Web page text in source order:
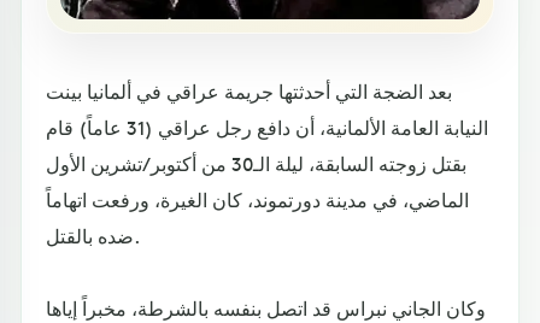
بعد الضجة التي أحدثتها جريمة عراقي في ألمانيا بينت
النيابة العامة الألمانية، أن دافع رجل عراقي (31 عاماً) قام
بقتل زوجته السابقة، ليلة الـ30 من أكتوبر/تشرين الأول
الماضي، في مدينة دورتموند، كان الغيرة، ورفعت اتهاماً
ضده بالقتل.
وكان الجاني نبراس قد اتصل بنفسه بالشرطة، مخبراً إياها